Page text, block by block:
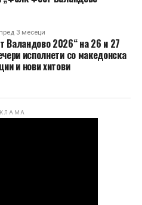
пред 3 месеци
Валандово 2026“ на 26 и 27
исполнети со македонска
и нови хитови